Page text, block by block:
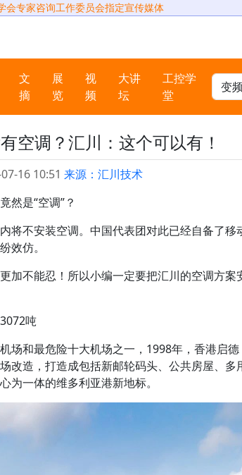
会专家咨询工作委员会指定宣传媒体
文
摘
展
览
视
频
大讲
坛
工控学
堂
空调？汇川：这个可以有！
16 10:51 来源：汇川技术
然是“空调”？
将不安装空调。中国代表团对此已经自备了移
效仿。
加不能忍！所以小编一定要把汇川的空调方案
吨
场和最危险十大机场之一，1998年，香港启德
改造，打造成包括新邮轮码头、公共房屋、多
为一体的维多利亚港新地标。